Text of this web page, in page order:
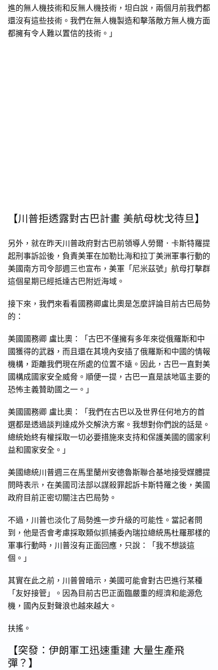
進的無人機技術和反無人機技術，坦白說，兩個月前我們都
還沒有這些技術。我們在無人機製造和擊落敵方無人機方面
都擁有令人難以置信的技術。」
【川普拒透露對古巴計畫 美航母枕戈待旦】
另外，就在昨天川普政府對古巴前領導人勞爾．卡斯特羅提
起刑事訴訟後，負責美軍在加勒比海和拉丁美洲軍事行動的
美國南方司令部週三也宣布，美軍「尼米茲號」航母打擊群
這個星期已經抵達古巴附近海域。
接下來，我們來看看國務卿盧比奧是怎麼評論目前古巴局勢
的：
美國國務卿 盧比奧：「古巴不僅擁有多年來從俄羅斯和中
國獲得的武器，而且還在其境內安插了俄羅斯和中國的情報
機構，距離我們現在所處的位置不遠。因此，古巴一直對美
國構成國家安全威脅。順便一提，古巴一直是該地區主要的
恐怖主義贊助國之一。」
美國國務卿 盧比奧：「我們在古巴以及世界任何地方的首
選都是透過談判達成外交解決方案。我想對你們說的話是。
總統始終有權採取一切必要措施來支持和保護美國的國家利
益和國家安全。」
美國總統川普週三在馬里蘭州安德魯斯聯合基地接受媒體提
問時表示，在美國司法部以謀殺罪起訴卡斯特羅之後，美國
政府目前正密切關注古巴局勢。
不過，川普也淡化了局勢進一步升級的可能性。當記者問
到，他是否會考慮採取類似抓捕委內瑞拉總統馬杜羅那樣的
軍事行動時，川普沒有正面回應，只說：「我不想談這
個。」
其實在此之前，川普曾暗示，美國可能會對古巴進行某種
「友好接管」。因為目前古巴正面臨嚴重的經濟和能源危
機，國內反對聲浪也越來越大。
扶搖。
【突發：伊朗軍工迅速重建 大量生產飛
彈？】